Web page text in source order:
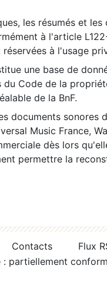
les résumés et
à l'article
à l'usage
une base de
du Code de la
de la BnF.
documents sonores
Music France,
dès lors
permettre la
Contacts
Flux
partiellement